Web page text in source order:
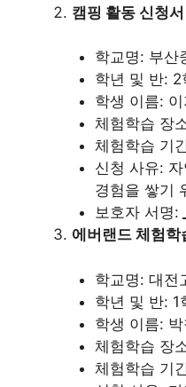
캠핑 활동 신청
학교명: 부산
학년 및 반: 2
학생 이름:
체험학습 장
체험학습 기
신청 사유:
경험을 쌓기
보호자 서명:
에버랜드 체험학
학교명: 대전
학년 및 반: 1
학생 이름:
체험학습 장
체험학습 기